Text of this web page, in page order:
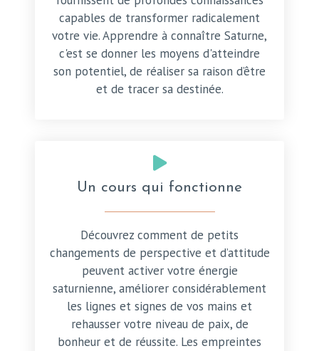
capables de transformer radicalement
votre vie. Apprendre à connaître Saturne,
c'est se donner les moyens d'atteindre
son potentiel, de réaliser sa raison d’être
et de tracer sa destinée.
Un cours qui fonctionne
Découvrez comment de petits
changements de perspective et d’attitude
peuvent activer votre énergie
saturnienne, améliorer considérablement
les lignes et signes de vos mains et
rehausser votre niveau de paix, de
bonheur et de réussite. Les empreintes